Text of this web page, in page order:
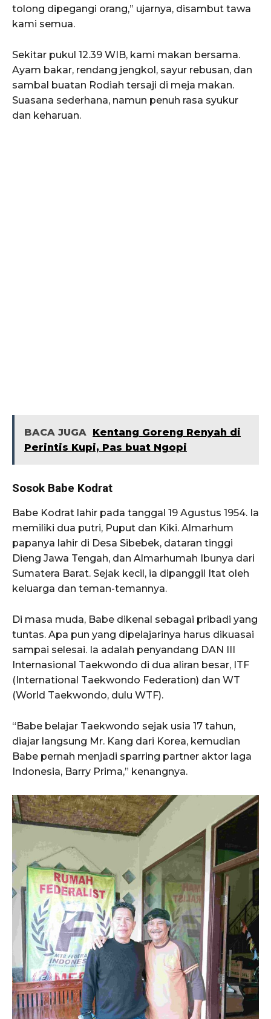
tolong dipegangi orang,” ujarnya, disambut tawa
kami semua.
Sekitar pukul 12.39 WIB, kami makan bersama.
Ayam bakar, rendang jengkol, sayur rebusan, dan
sambal buatan Rodiah tersaji di meja makan.
Suasana sederhana, namun penuh rasa syukur
dan keharuan.
BACA JUGA
Kentang Goreng Renyah di
Perintis Kupi, Pas buat Ngopi
Sosok Babe Kodrat
Babe Kodrat lahir pada tanggal 19 Agustus 1954. Ia
memiliki dua putri, Puput dan Kiki. Almarhum
papanya lahir di Desa Sibebek, dataran tinggi
Dieng Jawa Tengah, dan Almarhumah Ibunya dari
Sumatera Barat. Sejak kecil, ia dipanggil Itat oleh
keluarga dan teman-temannya.
Di masa muda, Babe dikenal sebagai pribadi yang
tuntas. Apa pun yang dipelajarinya harus dikuasai
sampai selesai. Ia adalah penyandang DAN III
Internasional Taekwondo di dua aliran besar, ITF
(International Taekwondo Federation) dan WT
(World Taekwondo, dulu WTF).
“Babe belajar Taekwondo sejak usia 17 tahun,
diajar langsung Mr. Kang dari Korea, kemudian
Babe pernah menjadi sparring partner aktor laga
Indonesia, Barry Prima,” kenangnya.